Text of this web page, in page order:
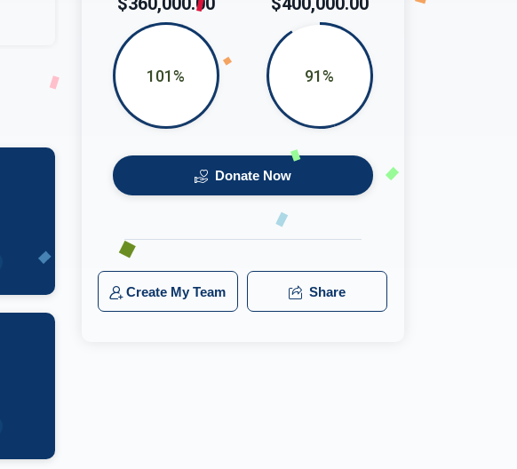
91%
101%
Donate Now
Create My Team Share